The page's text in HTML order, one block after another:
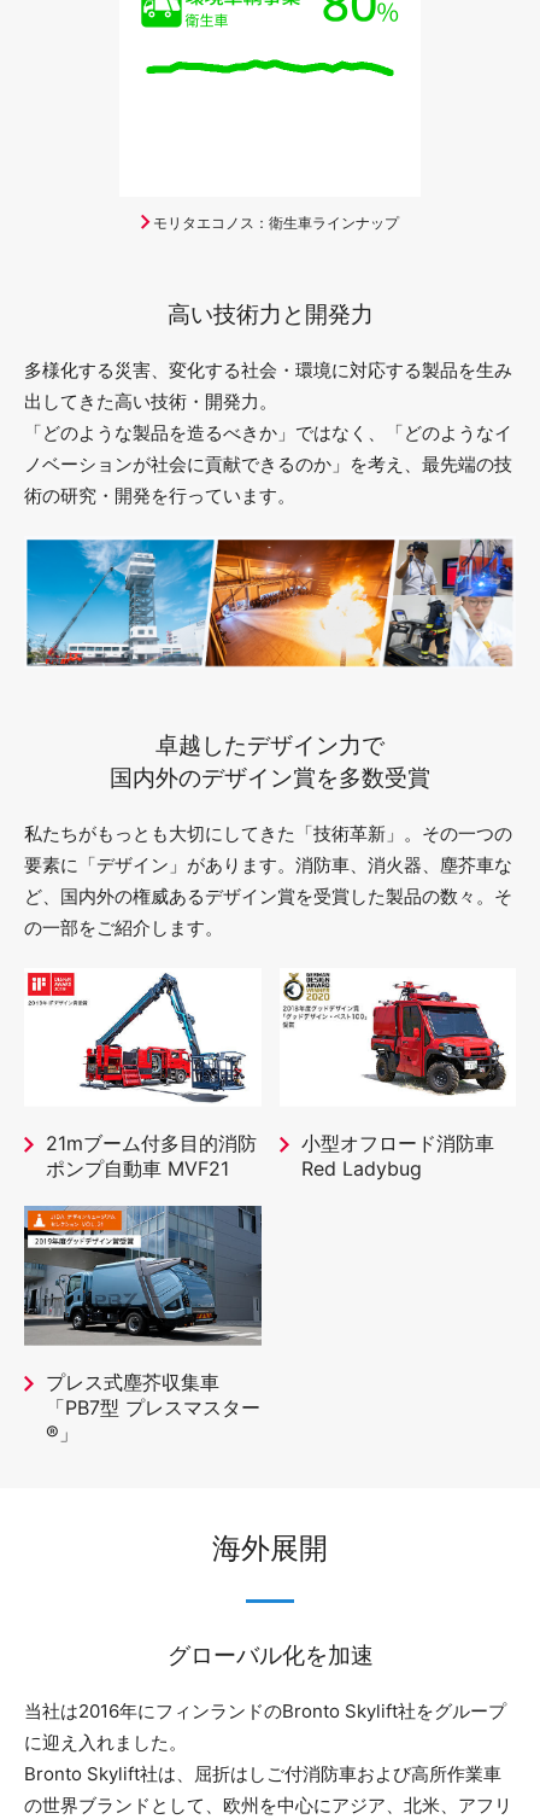
モリタエコノス：衛生車ラインナップ
高い技術力と開発力
多様化する災害、変化する社会・環境に対応する製品を生み
出してきた高い技術・開発力。
「どのような製品を造るべきか」ではなく、「どのようなイ
ノベーションが社会に貢献できるのか」を考え、最先端の技
術の研究・開発を行っています。
卓越したデザイン力で
国内外のデザイン賞を多数受賞
私たちがもっとも大切にしてきた「技術革新」。その一つの
要素に「デザイン」があります。消防車、消火器、塵芥車な
ど、国内外の権威あるデザイン賞を受賞した製品の数々。そ
の一部をご紹介します。
21mブーム付多目的消防
ポンプ自動車 MVF21
小型オフロード消防車
Red Ladybug
プレス式塵芥収集車
「PB7型 プレスマスター
®」
海外展開
グローバル化を加速
当社は2016年にフィンランドのBronto Skylift社をグループ
に迎え入れました。
Bronto Skylift社は、屈折はしご付消防車および高所作業車
の世界ブランドとして、欧州を中心にアジア、北米、アフリ